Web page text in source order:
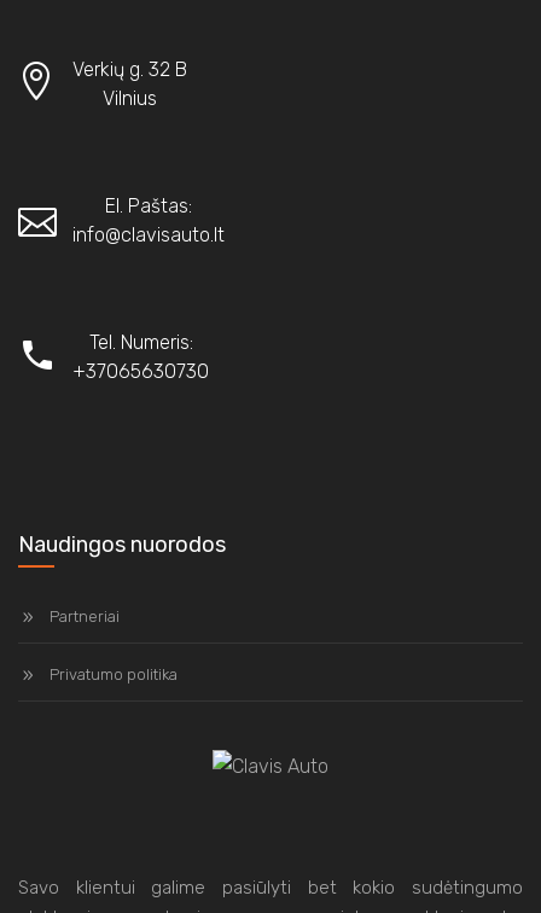
Verkių g. 32 B
Vilnius
El. Paštas:
info@clavisauto.lt
Tel. Numeris:
+37065630730
Naudingos nuorodos
Partneriai
Privatumo politika
Savo klientui galime pasiūlyti bet kokio sudėtingumo